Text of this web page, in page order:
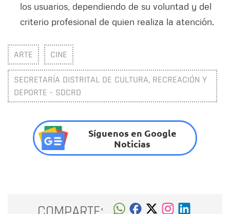
los usuarios, dependiendo de su voluntad y del
criterio profesional de quien realiza la atención.
ARTE CINE
SECRETARÍA DISTRITAL DE CULTURA, RECREACIÓN Y
DEPORTE - SDCRD
Síguenos en Google
Noticias